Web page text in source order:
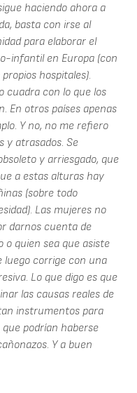
haciendo ahora a
basta con irse al
para elaborar el
infantil en Europa (con
hospitales).
cuadra con lo que los
En otros países apenas
Y no, no me refiero
y atrasados. Se
y arriesgado, que
a estas alturas hay
(sobre todo
Las mujeres no
darnos cuenta de
o quien sea que asiste
corrige con una
Lo que digo es que
las causas reales de
instrumentos para
podrían haberse
Y a buen